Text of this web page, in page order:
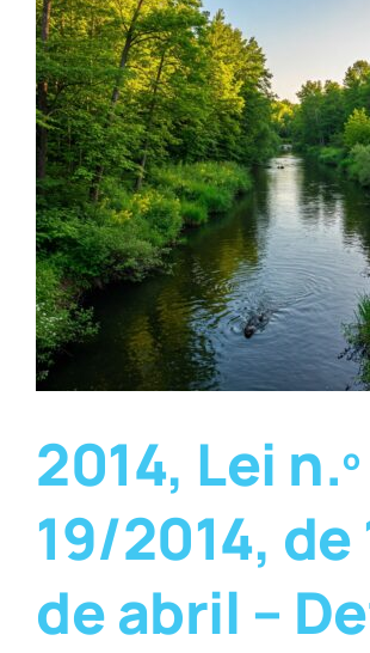
2014, Lei n.º
19/2014, de
de abril –